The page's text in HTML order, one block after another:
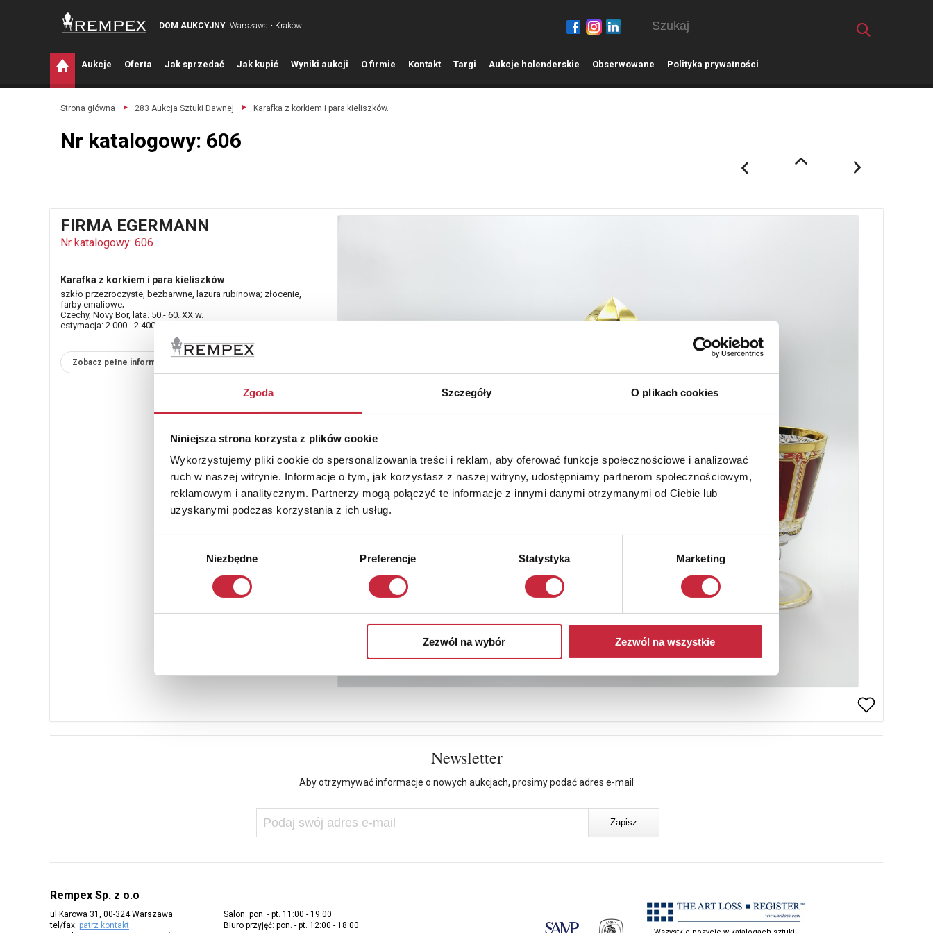
Zgoda Szczegóły O plikach cookies
Niniejsza strona korzysta z plików cookie
Wykorzystujemy pliki cookie do spersonalizowania treści i reklam, aby oferować funkcje społecznościowe i analizować
ruch w naszej witrynie. Informacje o tym, jak korzystasz z naszej witryny, udostępniamy partnerom społecznościowym,
reklamowym i analitycznym. Partnerzy mogą połączyć te informacje z innymi danymi otrzymanymi od Ciebie lub
uzyskanymi podczas korzystania z ich usług.
Niezbędne Preferencje Statystyka Marketing
Zezwól na wybór Zezwól na wszystkie
DOM AUKCYJNY Warszawa • Kraków
Aukcje Oferta Jak sprzedać Jak kupić Wyniki aukcji O firmie Kontakt Targi Aukcje holenderskie Obserwowane Polityka prywatności
Strona główna 283 Aukcja Sztuki Dawnej Karafka z korkiem i para kieliszków.
Nr katalogowy: 606
FIRMA EGERMANN
Nr katalogowy: 606
Karafka z korkiem i para kieliszków
szkło przezroczyste, bezbarwne, lazura rubinowa; złocenie,
farby emaliowe;
Czechy, Novy Bor, lata. 50.- 60. XX w.
estymacja: 2 000 - 2 400 zł
Zobacz pełne informacje
Newsletter
Aby otrzymywać informacje o nowych aukcjach, prosimy podać adres e-mail
Rempex Sp. z o.o
ul Karowa 31, 00-324 Warszawa
tel/fax: patrz kontakt
Salon: pon. - pt. 11:00 - 19:00
Biuro przyjęć: pon. - pt. 12:00 - 18:00